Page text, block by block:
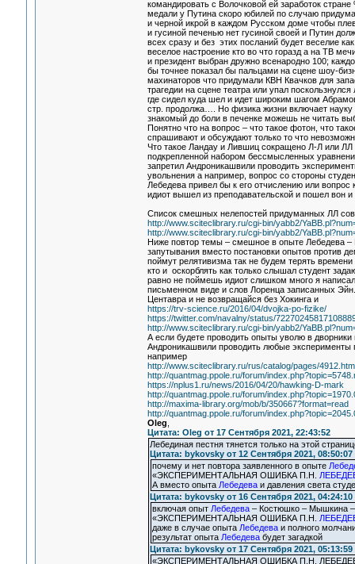
командировать с Волочковой ей заработок
медали у Путина скоро юбилей по случаю
и черной икрой в каждом Русском доме чтобы
и гусиной печенью нет гусиной своей и Путин
всех сразу и без этих посланий будет веселие
веселое настроение кто во что горазд а на ТВ
и президент выбран дружно всенародно 100;
бы точнее показал бы пальцами на сцене шоу-
махинаторов что придумали КВН Квачков для
трагедии на сцене театра или упал
где сидел куда шел и идет широким шагом
стр. продолжа…. Но физика жизни включает науку
знакомый до боли в печенке можешь не читать
Понятно что на вопрос – что такое фотон, что
спрашивают и обсуждают только то что
Что такое Ландау и Лившиц сокращено Л-Л или ЛЛ
подкрепленной набором бессмысленных
запретил Андроникашвили проводить
увольнения а например, вопрос со стороны
Лебедева привел бы к его отчислению или вопрос
идиот вышел из преподавательской и пошел вон и
Список смешных нелепостей придуманных ЛЛ
http://www.sciteclibrary.ru/cgi-bin/yabb2/
http://www.sciteclibrary.ru/cgi-bin/yabb2/
Ниже повтор темы – смешное в опыте Лебедева
запутывания вместо постановки опытов против
поймут релятивизма так не будем терять
кто и оскорблять как только слышал студент
равно не поймешь идиот слишком много я
письменном виде и слов Лоренца записанных
Центавра и не возвращайся без Хокинга и
https://trv-science.ru/2016/04/dvojka-po-fizike/
https://twitter.com/navalny/status/
http://www.sciteclibrary.ru/cgi-bin/yabb2/
А если будете проводить опыты уволю в
Андроникашвили проводить любые эксперименты
например
http://www.sciteclibrary.ru/rus/catalog/pages/
http://quantmag.ppole.ru/forum/
https://nplus1.ru/news/2016/04/20/hawking-D-mark
http://quantmag.ppole.ru/forum/
http://maxima-library.org/mob/b/350667?format=read
http://quantmag.ppole.ru/forum/
Oleg
Цитата: Oleg от 17 Сентября 2021, 22:43:52
Лебединая пестня тянется только на этой
Цитата: bykovsky от 12 Сентября 2021, 08:50:07
почему и нет повтора заявленного в опыте
«ЭКСПЕРИМЕНТАЛЬНАЯ ОШИБКА П.Н.
А вместо опыта Лебедеваи давления света
Цитата: bykovsky от 16 Сентября 2021, 04:24:10
включая опыт Лебедева– Костюшко – Мышкина –
«ЭКСПЕРИМЕНТАЛЬНАЯ ОШИБКА П.Н.
даже в случае опыта Лебедеваи полного
результат опыта Лебедевабудет загадкой
Цитата: bykovsky от 17 Сентября 2021, 05:13:59
«ЭКСПЕРИМЕНТАЛЬНАЯ ОШИБКА П.Н.